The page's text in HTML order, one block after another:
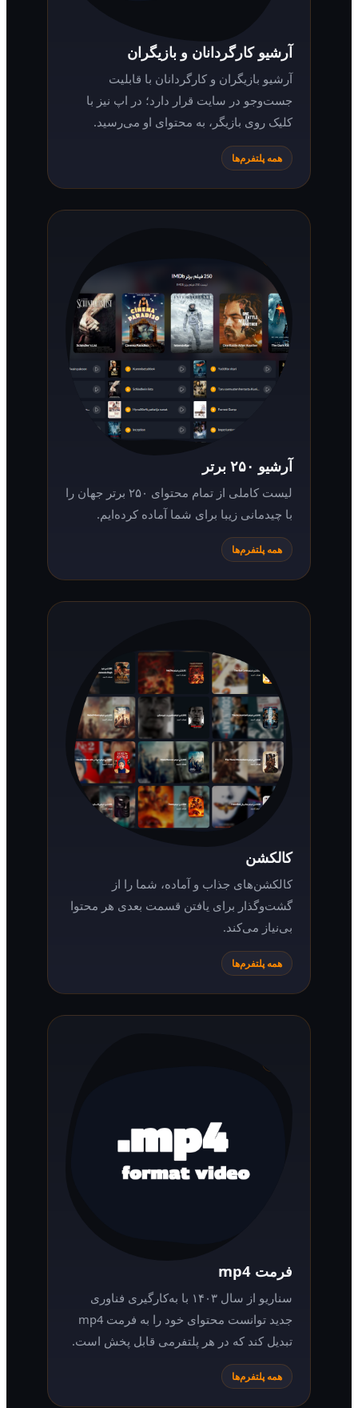
آرشیو کارگردانان و بازیگران
آرشیو بازیگران و کارگردانان با قابلیت
جست‌وجو در سایت قرار دارد؛ در اپ نیز با
کلیک روی بازیگر، به محتوای او می‌رسید.
همه پلتفرم‌ها
لیست کاملی از تمام محتوای ۲۵۰ برتر جهان را
با چیدمانی زیبا برای شما آماده کرده‌ایم.
همه پلتفرم‌ها
کالکشن‌های جذاب و آماده، شما را از
گشت‌وگذار برای یافتن قسمت بعدی هر محتوا
بی‌نیاز می‌کند.
همه پلتفرم‌ها
سناریو از سال ۱۴۰۳ با به‌کارگیری فناوری
جدید توانست محتوای خود را به فرمت mp4
تبدیل کند که در هر پلتفرمی قابل پخش است.
همه پلتفرم‌ها